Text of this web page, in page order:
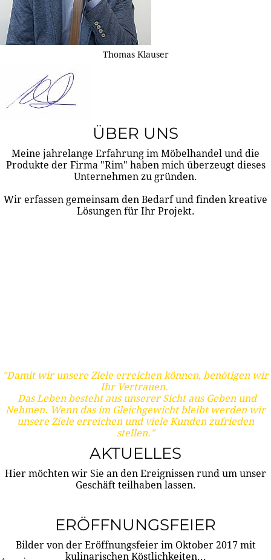
Thomas Klauser
ÜBER UNS
Meine jahrelange Erfahrung im Möbelhandel und die
Produkte der Firma "Rim" haben mich überzeugt dieses
Unternehmen zu gründen.
Wir erfassen gemeinsam den Bedarf und finden kreative
Lösungen für Ihr Projekt.
"Damit wir unsere Ziele erreichen können, benötigen wir
Ihr Vertrauen.
Das Leben besteht aus unserer Sicht aus Geben und
Nehmen. Wenn das im Gleichgewicht bleibt werden wir
unsere Ziele erreichen und viele Kunden zufrieden
stellen."
AKTUELLES
Hier möchten wir Sie an den Ereignissen rund um unser
Geschäft teilhaben lassen.
ERÖFFNUNGSFEIER
Bilder von der Eröffnungsfeier im Oktober 2017 mit
kulinarischen Köstlichkeiten...